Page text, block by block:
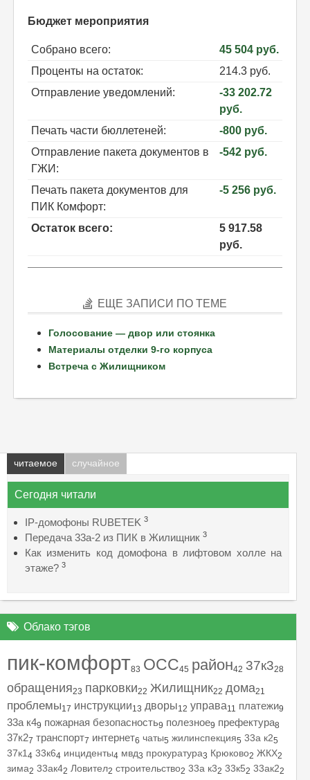
Бюджет мероприятия
Собрано всего:
45 504 руб.
Проценты на остаток:
214.3 руб.
Отправление уведомлений:
-33 202.72
руб.
Печать части бюллетеней:
-800 руб.
Отправление пакета документов в
ГЖИ:
-542 руб.
Печать пакета документов для
ПИК Комфорт:
-5 256 руб.
Остаток всего:
5 917.58
руб.
ЕЩЕ ЗАПИСИ ПО ТЕМЕ
Голосование — двор или стоянка
Материалы отделки 9-го корпуса
Встреча с Жилищником
читаемое случайное
Сегодня читали
IP-домофоны RUBETEK 3
Передача 33а-2 из ПИК в Жилищник 3
Как изменить код домофона в лифтовом холле на
этаже? 3
Облако тэгов
пик-комфорт83 ОСС45 район42 37к328
обращения23 парковки22 Жилищник22 дома21
проблемы17 инструкции13 дворы12 управа11 платежи9
33а к49 пожарная безопасность9 полезное9 префектура8
37к27 транспорт7 интернет6 чаты5 жилинспекция5 33а к25
37к1 4 33к64 инциденты4 мвд3 прокуратура3 Крюково2 ЖКХ2
зима2 33ак42 Ловител2 строительство2 33а к32 33к52 33ак22